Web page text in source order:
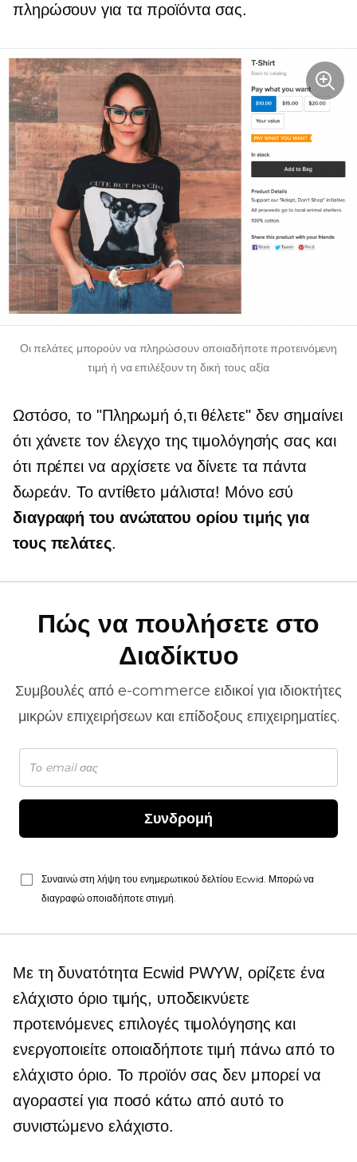
πληρώσουν για τα προϊόντα σας.
Οι πελάτες μπορούν να πληρώσουν οποιαδήποτε προτεινόμενη
τιμή ή να επιλέξουν τη δική τους αξία
Ωστόσο, το "Πληρωμή ό,τι θέλετε" δεν σημαίνει
ότι χάνετε τον έλεγχο της τιμολόγησής σας και
ότι πρέπει να αρχίσετε να δίνετε τα πάντα
δωρεάν. Το αντίθετο μάλιστα! Μόνο εσύ
διαγραφή του ανώτατου ορίου τιμής για
τους πελάτες.
Πώς να πουλήσετε στο
Διαδίκτυο
Συμβουλές από e-commerce ειδικοί για ιδιοκτήτες
μικρών επιχειρήσεων και επίδοξους επιχειρηματίες.
Συνδρομή
Συναινώ στη λήψη του ενημερωτικού δελτίου Ecwid. Μπορώ να
διαγραφώ οποιαδήποτε στιγμή.
Με τη δυνατότητα Ecwid PWYW, ορίζετε ένα
ελάχιστο όριο τιμής, υποδεικνύετε
προτεινόμενες επιλογές τιμολόγησης και
ενεργοποιείτε οποιαδήποτε τιμή πάνω από το
ελάχιστο όριο. Το προϊόν σας δεν μπορεί να
αγοραστεί για ποσό κάτω από αυτό το
συνιστώμενο ελάχιστο.